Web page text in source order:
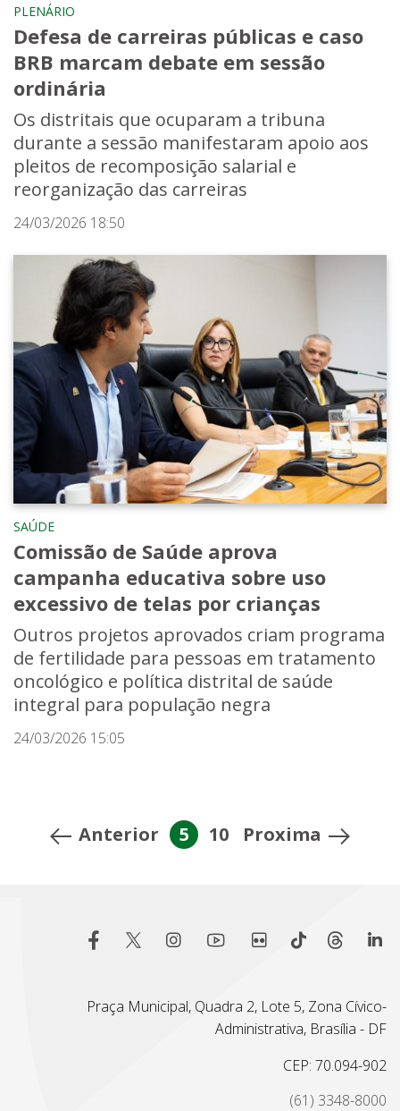
PLENÁRIO
Defesa de carreiras públicas e caso
BRB marcam debate em sessão
ordinária
Os distritais que ocuparam a tribuna
durante a sessão manifestaram apoio aos
pleitos de recomposição salarial e
reorganização das carreiras
24/03/2026 18:50
SAÚDE
Comissão de Saúde aprova
campanha educativa sobre uso
excessivo de telas por crianças
Outros projetos aprovados criam programa
de fertilidade para pessoas em tratamento
oncológico e política distrital de saúde
integral para população negra
24/03/2026 15:05
Anterior 5 10 Proxima
Praça Municipal, Quadra 2, Lote 5, Zona Cívico-
Administrativa, Brasília - DF
CEP: 70.094-902
(61) 3348-8000